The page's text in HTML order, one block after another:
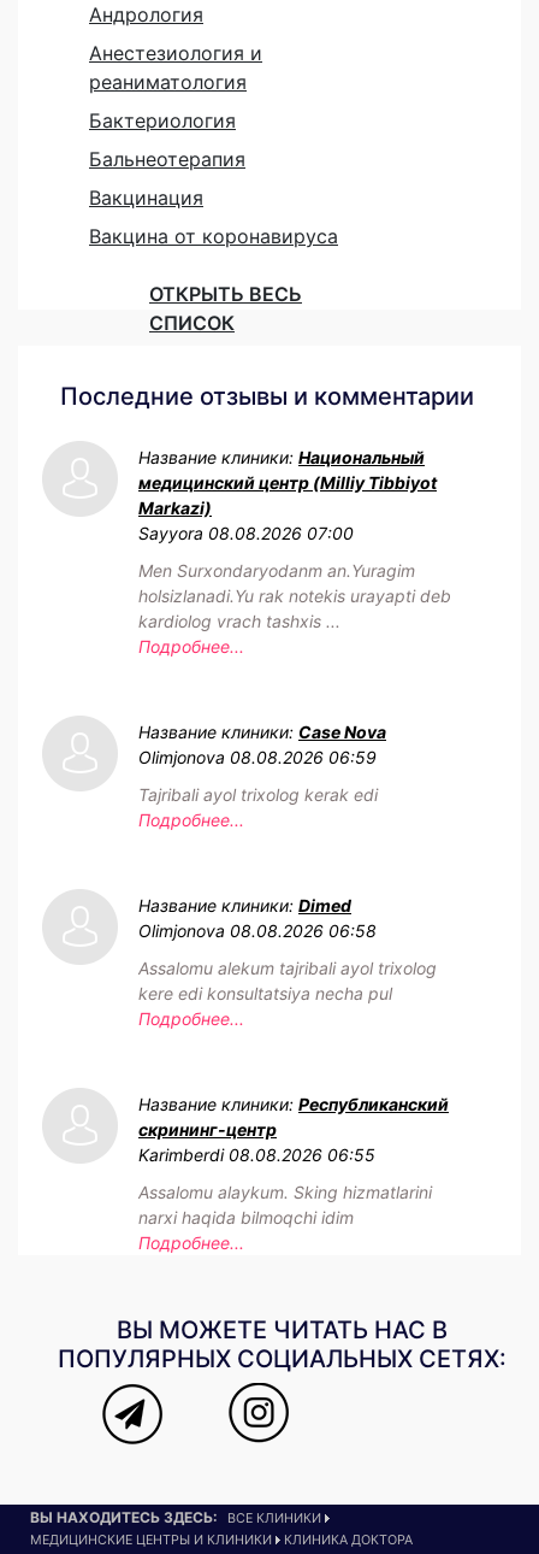
Андрология
Анестезиология и
реаниматология
Бактериология
Бальнеотерапия
Вакцинация
Вакцина от коронавируса
ОТКРЫТЬ ВЕСЬ
СПИСОК
Последние отзывы и комментарии
Название клиники: Национальный
медицинский центр (Milliy Tibbiyot
Markazi)
Sayyora 08.08.2026 07:00
Men Surxondaryodanm an.Yuragim
holsizlanadi.Yu rak notekis urayapti deb
kardiolog vrach tashxis ...
Подробнее...
Название клиники: Case Nova
Olimjonova 08.08.2026 06:59
Tajribali ayol trixolog kerak edi
Подробнее...
Название клиники: Dimed
Olimjonova 08.08.2026 06:58
Assalomu alekum tajribali ayol trixolog
kere edi konsultatsiya necha pul
Подробнее...
Название клиники: Республиканский
скрининг-центр
Karimberdi 08.08.2026 06:55
Assalomu alaykum. Sking hizmatlarini
narxi haqida bilmoqchi idim
Подробнее...
ВЫ МОЖЕТЕ ЧИТАТЬ НАС В
ПОПУЛЯРНЫХ СОЦИАЛЬНЫХ СЕТЯХ:
ВЫ НАХОДИТЕСЬ ЗДЕСЬ:
ВСЕ КЛИНИКИ
МЕДИЦИНСКИЕ ЦЕНТРЫ И КЛИНИКИ
КЛИНИКА ДОКТОРА